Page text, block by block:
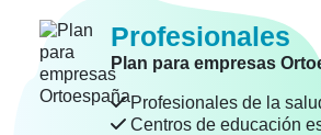
Profesionales
Plan para empresas
Profesionales de la
Centros de educación